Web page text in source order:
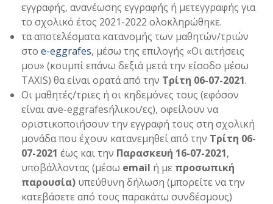
εγγραφής, ανανέωσης εγγραφής ή μετεγγραφής για
το σχολικό έτος 2021-2022 ολοκληρώθηκε.
τα αποτελέσματα κατανομής των μαθητών/τριών
στο e-eggrafes, μέσω της επιλογής «Οι αιτήσεις
μου» (κουμπί επάνω δεξιά μετά την είσοδο μέσω
TAXIS) θα είναι ορατά από την Τρίτη 06-07-2021.
Οι μαθητές/τριες ή οι κηδεμόνες τους (εφόσον
είναι ανe-eggrafesήλικοι/ες), οφείλουν να
οριστικοποιήσουν την εγγραφή τους στη σχολική
μονάδα που έχουν κατανεμηθεί από την Τρίτη 06-
07-2021 έως και την Παρασκευή 16-07-2021,
υποβάλλοντας (μέσω email ή με προσωπική
παρουσία) υπεύθυνη δήλωση (μπορείτε να την
κατεβάσετε από τους παρακάτω συνδέσμους)